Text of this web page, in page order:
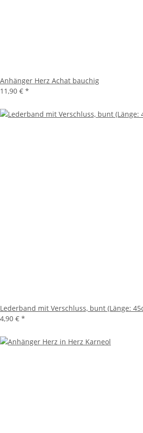
Anhänger Herz Achat bauchig
11,90 € *
Lederband mit Verschluss, bunt (Länge:
4,90 € *